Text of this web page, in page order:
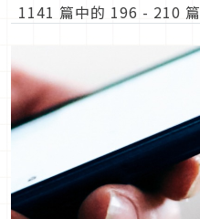
1141 篇中的 196 - 210 篇